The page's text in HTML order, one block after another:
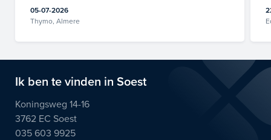
05-07-2026
Thymo, Almere
Ik ben te vinden in Soest
Koningsweg 14-16
3762 EC Soest
035 603 9925